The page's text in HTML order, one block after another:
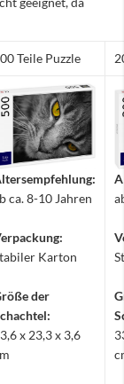
Teile Puzzle
ca. 8-10 Jahren
Karton
der
x 23,3 x 3,6